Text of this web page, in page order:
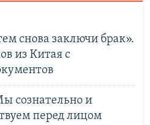
снова заключи брак».
из Китая с
сознательно и
перед лицом